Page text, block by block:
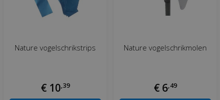
Nature vogelschrikstrips
€ 10,39
Nature vogelschrikmolen
€ 6,49